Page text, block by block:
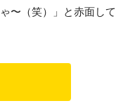
〜（笑）」と赤面して